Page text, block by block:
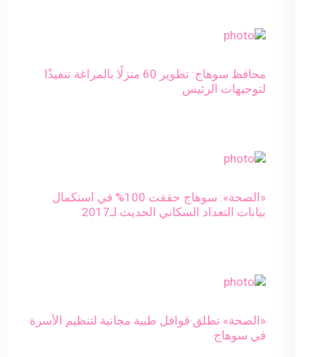
محافظ سوهاج: تطوير 60 منزلًا بالمراغة تنفيذًا
لتوجيهات الرئيس
«الصحة»: سوهاج حققت 100% في استكمال
بيانات التعداد السكاني الحديث لـ2017
«الصحة» تطلق قوافل طبية مجانية لتنظيم الأسرة
في سوهاج